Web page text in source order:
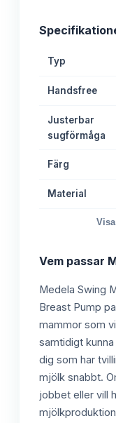
Typ
Handsfree
Justerbar
sugförmåga
Färg
Material
Vem passar
Medela Swing
Breast Pump
mammor som
samtidigt
dig som har
mjölk snabbt.
jobbet eller vill